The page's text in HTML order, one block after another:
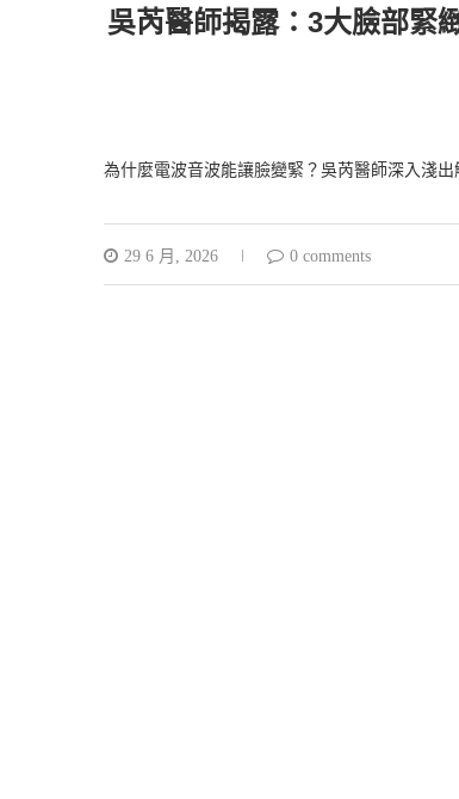
吳芮醫師揭露：3大臉部緊
為什麼電波音波能讓臉變緊？吳芮醫師深入淺
29 6 月, 2026 0 comments